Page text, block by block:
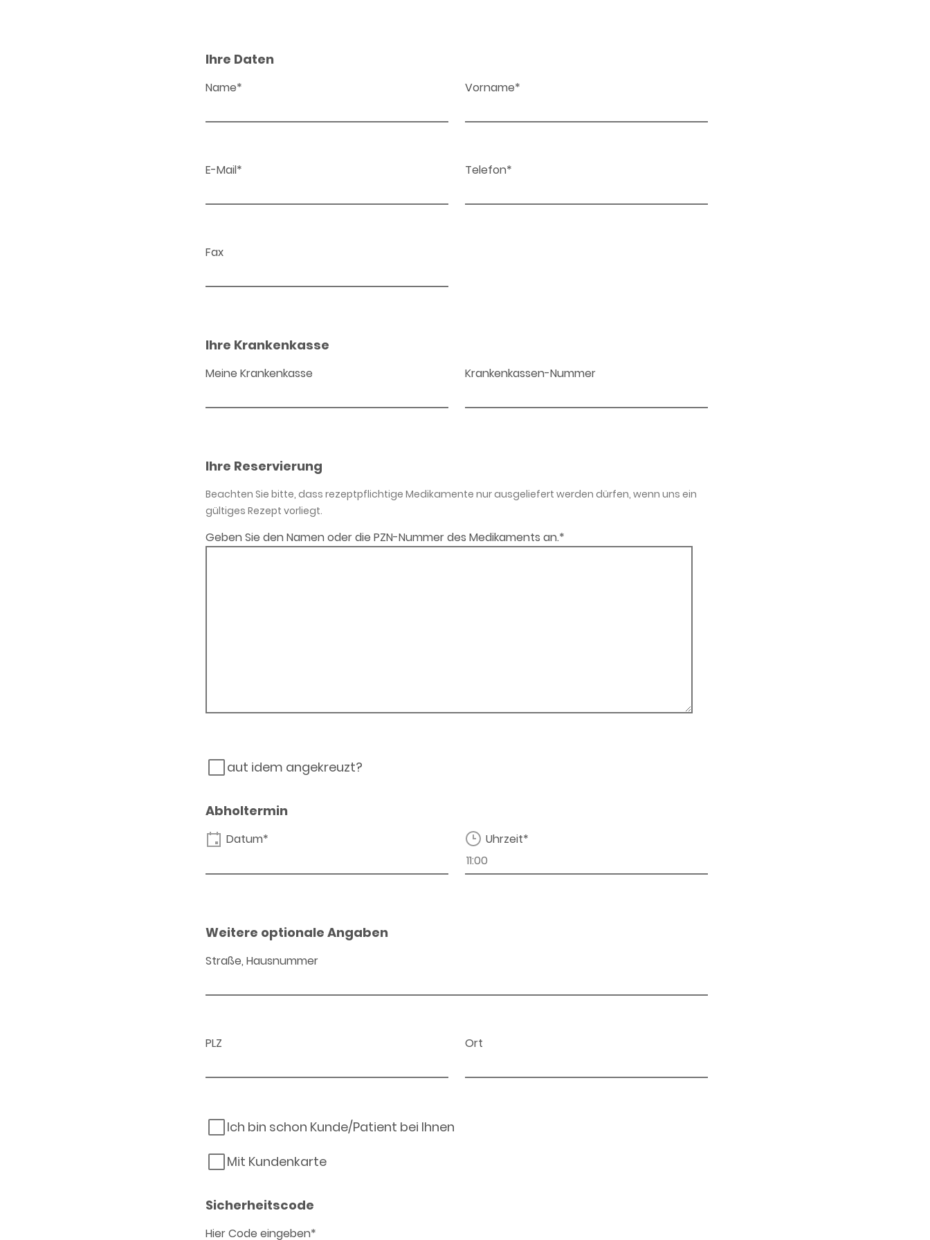
Ihre Daten
Name* Vorname*
E-Mail* Telefon*
Fax
Ihre Krankenkasse
Meine Krankenkasse Krankenkassen-Nummer
Ihre Reservierung
Beachten Sie bitte, dass rezeptpflichtige Medikamente nur ausgeliefert werden dürfen, wenn uns ein
gültiges Rezept vorliegt.
Geben Sie den Namen oder die PZN-Nummer des Medikaments an.*
aut idem angekreuzt?
Abholtermin
Datum* Uhrzeit*
Weitere optionale Angaben
Straße, Hausnummer
PLZ Ort
Ich bin schon Kunde/Patient bei Ihnen
Mit Kundenkarte
Sicherheitscode
Hier Code eingeben*